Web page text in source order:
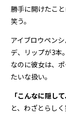
勝手に開けたこ
笑う。
アイブロウペン
デ、リップが3本
なのに彼女は、
たいな扱い。
「こんなに隠し
と、わざとらしく